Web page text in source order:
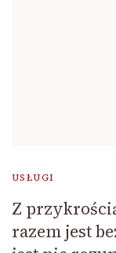
USŁUGI
Z
razem jest